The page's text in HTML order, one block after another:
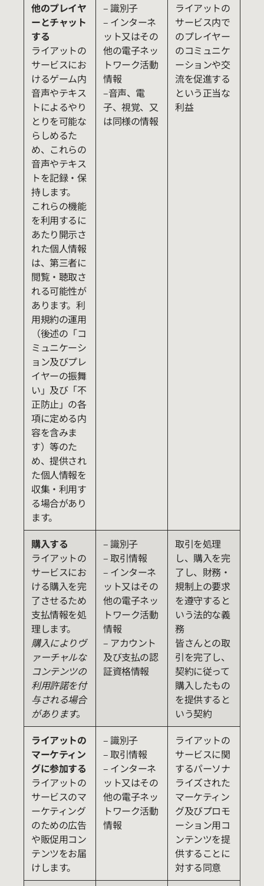
他のプレイヤ
ーとチャット
する
ライアットの
サービスにお
けるゲーム内
音声やテキス
トによるやり
とりを可能な
らしめるた
め、これらの
音声やテキス
トを記録・保
持します。
これらの機能
を利用するに
あたり開示さ
れた個人情報
は、第三者に
閲覧・聴取さ
れる可能性が
あります。利
用規約の運用
（後述の「コ
ミュニケーシ
ョン及びプレ
イヤーの振舞
い」及び「不
正防止」の各
項に定める内
容を含みま
す）等のた
め、提供され
た個人情報を
収集・利用す
る場合があり
ます。
– 識別子
– インターネ
ット又はその
他の電子ネッ
トワーク活動
情報
–音声、電
子、視覚、又
は同様の情報
ライアットの
サービス内で
のプレイヤー
のコミュニケ
ーションや交
流を促進する
という正当な
利益
購入する
ライアットの
サービスにお
ける購入を完
了させるため
支払情報を処
理します。
購入によりヴ
ァーチャルな
コンテンツの
利用許諾を付
与される場合
があります。
– 識別子
– 取引情報
– インターネ
ット又はその
他の電子ネッ
トワーク活動
情報
– アカウント
及び支払の認
証資格情報
取引を処理
し、購入を完
了し、財務・
規制上の要求
を遵守すると
いう法的な義
務
皆さんとの取
引を完了し、
契約に従って
購入したもの
を提供すると
いう契約
ライアットの
マーケティン
グに参加する
ライアットの
サービスのマ
ーケティング
のための広告
や販促用コン
テンツをお届
けします。
– 識別子
– 取引情報
– インターネ
ット又はその
他の電子ネッ
トワーク活動
情報
ライアットの
サービスに関
するパーソナ
ライズされた
マーケティン
グ及びプロモ
ーション用コ
ンテンツを提
供することに
対する同意